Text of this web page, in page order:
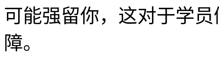
可能强留你，这对于学
障。